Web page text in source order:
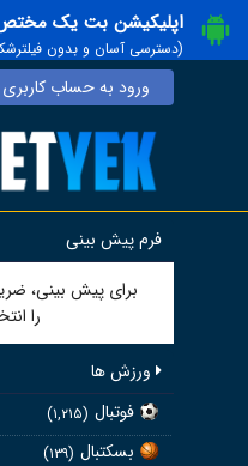
اپلیکیشن بت یک مختص
(دسترسی آسان و بدون
ورود به حساب کاربری
فرم پیش بینی
برای پیش بینی،
را
ورزش ها
فوتبال (۱,۲۱۵)
بسکتبال (۱۳۹)